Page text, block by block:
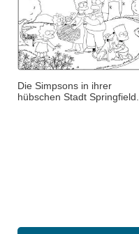
Die Simpsons in ihrer
hübschen Stadt Springfield.